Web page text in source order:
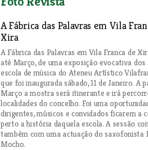
A Fábrica das Palavras em Vila
Xira
A Fábrica das Palavras em Vila Franca de
até Março, de uma exposição evocativa dos
escola de música do Ateneu Artístico
que foi inaugurada sábado, 11 de Janeiro. A
Março a mostra será itinerante e irá
localidades do concelho. Foi uma
dirigentes, músicos e convidados ficarem a
perto a história daquela escola. A sessão
também com uma actuação do saxofonista
Mocho.